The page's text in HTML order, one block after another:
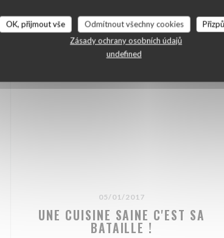
OK, přijmout vše Odmítnout všechny cookies
Zásady ochrany osobních údajů
undefined
05/01/2017
UNE CUISINE SAINE C'EST SA
BATAILLE !